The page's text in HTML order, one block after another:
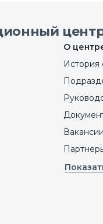
О
История
Вакансии